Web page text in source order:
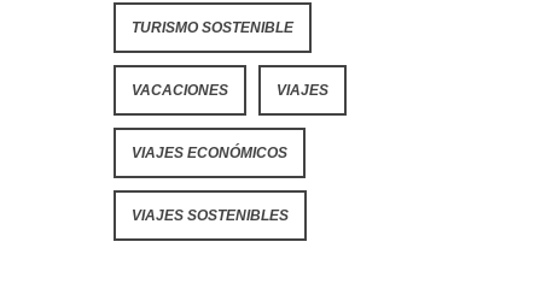
TURISMO SOSTENIBLE
VACACIONES VIAJES
VIAJES ECONÓMICOS
VIAJES SOSTENIBLES